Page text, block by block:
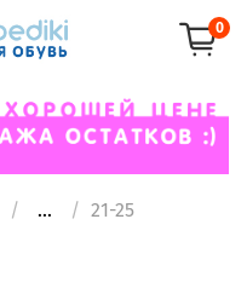
0
... 21-25